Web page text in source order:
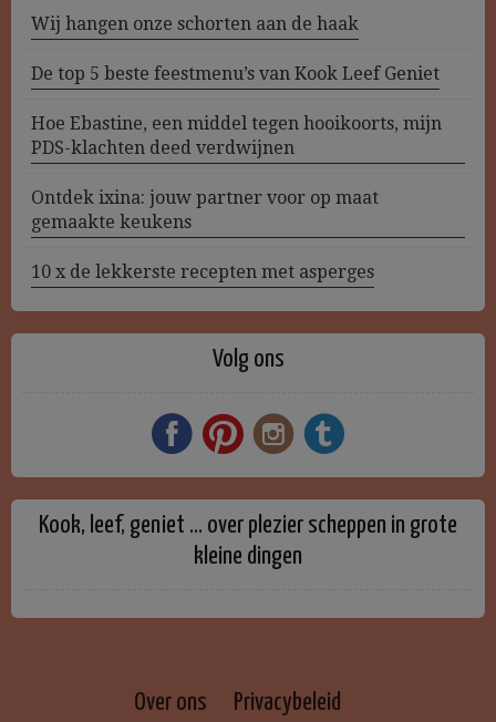
Wij hangen onze schorten aan de haak
De top 5 beste feestmenu’s van Kook Leef Geniet
Hoe Ebastine, een middel tegen hooikoorts, mijn
PDS-klachten deed verdwijnen
Ontdek ixina: jouw partner voor op maat
gemaakte keukens
10 x de lekkerste recepten met asperges
Volg ons
Kook, leef, geniet … over plezier scheppen in grote
kleine dingen
Over ons Privacybeleid